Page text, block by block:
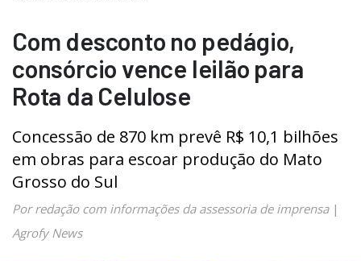
Com desconto no pedágio,
consórcio vence leilão para
Rota da Celulose
Concessão de 870 km prevê R$ 10,1 bilhões
em obras para escoar produção do Mato
Grosso do Sul
Por redação com informações da assessoria de imprensa|
Agrofy News